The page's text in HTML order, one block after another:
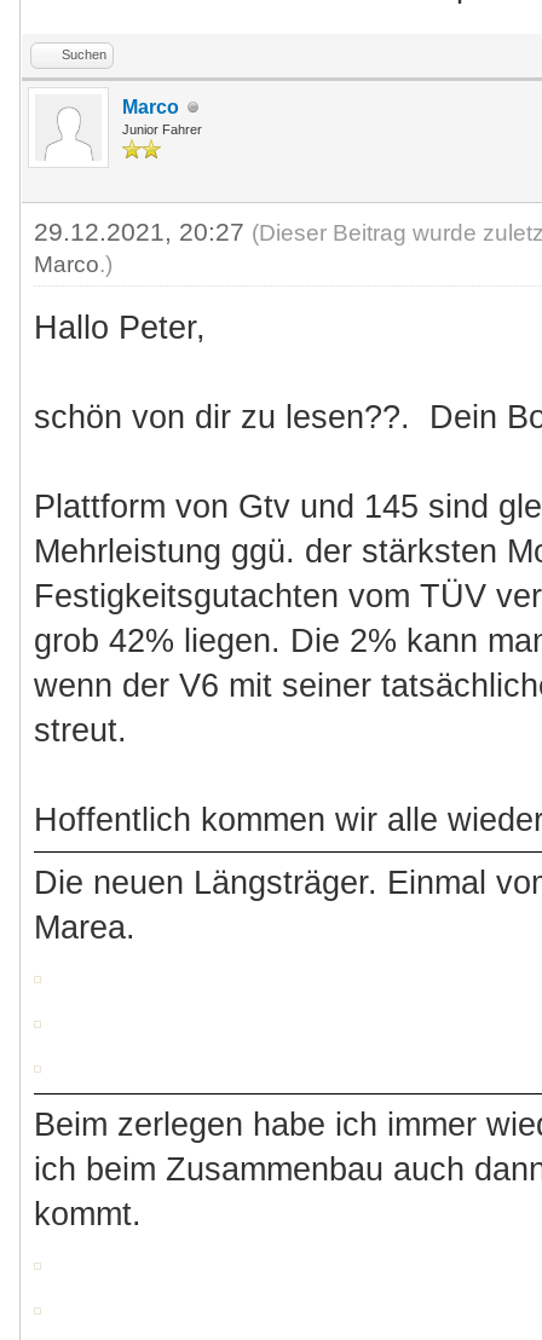
Suchen
Marco
Junior Fahrer
29.12.2021, 20:27 (Dieser Beitrag wurde
Marco.)
Hallo Peter,
schön von dir zu lesen??. Dein
Plattform von Gtv und 145 sind
Mehrleistung ggü. der stärksten
Festigkeitsgutachten vom TÜV
grob 42% liegen. Die 2% kann
wenn der V6 mit seiner
streut.
Hoffentlich kommen wir alle
Die neuen Längsträger. Einmal
Marea.
Beim zerlegen habe ich immer
ich beim Zusammenbau auch
kommt.